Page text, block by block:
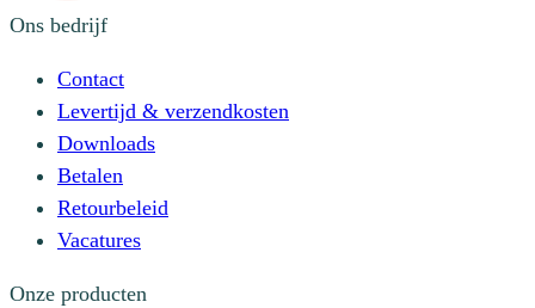
Ons bedrijf
Contact
Levertijd & verzendkosten
Downloads
Betalen
Retourbeleid
Vacatures
Onze producten